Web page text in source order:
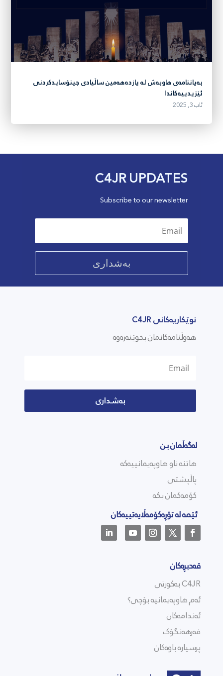
بەیاننامەی هاوبەش لە یازدەهەمین ساڵیادی جینۆسایدکردنی
ئێزیدییەکاندا
ئاب 3, 2025
C4JR UPDATES
Subscribe to our newsletter
بەشداری
نوێکاریەکانی C4JR
هەوڵنامەکانمان بخوێنەرەوە
بەشداری
لەگەڵمان بن
هاتنە ناو هاوپەیمانییەکە
پاڵپشتی
کۆمەکمان بکە
ئێمە لە تۆڕەکۆمەڵایەتییەکان
قەدبڕەکان
C4JR بەکورتی
ئەم هاوپەیمانیە بۆچی؟
ئەندامەکان
فەرهەنگۆک
پرسیارە باوەکان